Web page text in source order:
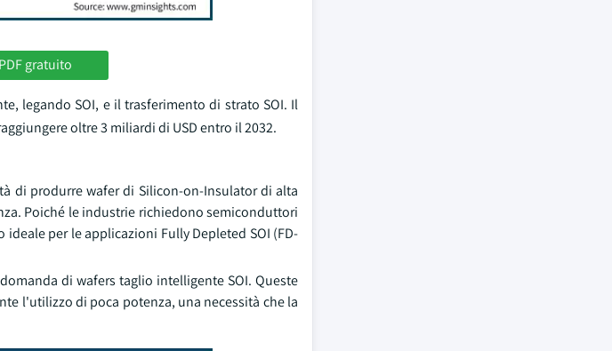
gratuito
legando SOI, e il trasferimento di strato SOI. Il
oltre 3 miliardi di USD entro il 2032.
di produrre wafer di Silicon-on-Insulator di alta
Poiché le industrie richiedono semiconduttori
per le applicazioni Fully Depleted SOI (FD-
di wafers taglio intelligente SOI. Queste
l'utilizzo di poca potenza, una necessità che la